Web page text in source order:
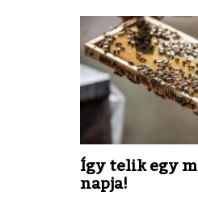
Így telik egy
napja!